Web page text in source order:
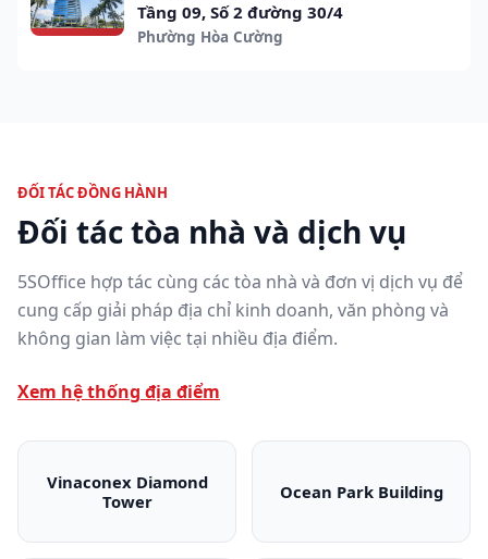
Tầng 09, Số 2 đường 30/4
Phường Hòa Cường
ĐỐI TÁC ĐỒNG HÀNH
Đối tác tòa nhà và dịch vụ
5SOffice hợp tác cùng các tòa nhà và đơn vị dịch vụ để
cung cấp giải pháp địa chỉ kinh doanh, văn phòng và
không gian làm việc tại nhiều địa điểm.
Xem hệ thống địa điểm
Vinaconex Diamond
TowerVinaconex Diamond Tower
Ocean Park Building
Ocean Park